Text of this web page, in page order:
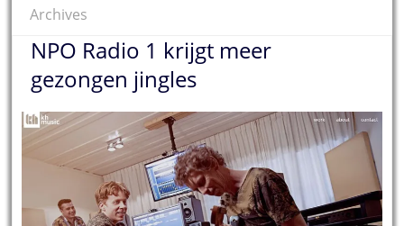
Archives
NPO Radio 1 krijgt meer
gezongen jingles